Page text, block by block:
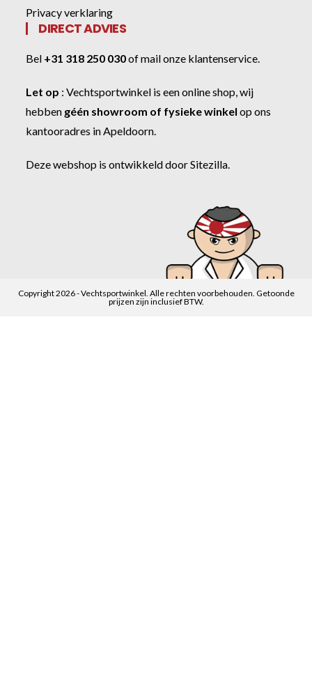
Privacy verklaring
DIRECT ADVIES
Bel +31 318 250 030ofmail onze klantenservice
Let op :Vechtsportwinkel is een online shop, wij
hebben géén showroom of fysieke winkel op ons
kantooradres in Apeldoorn.
Deze webshop is ontwikkeld doorSitezilla
Copyright 2026 - Vechtsportwinkel. Alle rechten voorbehouden. Getoonde
prijzen zijn inclusief BTW.